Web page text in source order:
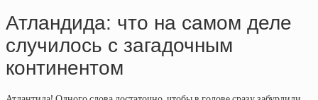
Атландида: что на самом деле
случилось с загадочным
континентом